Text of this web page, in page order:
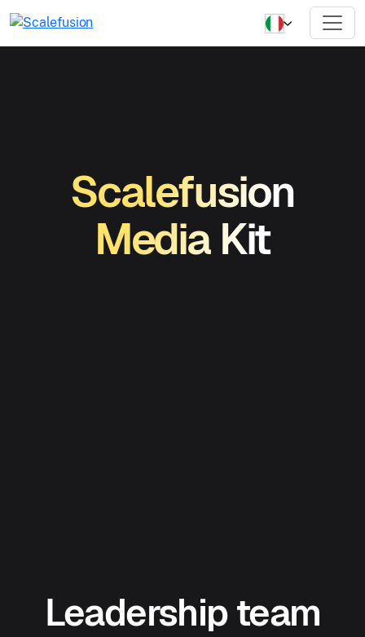
Scalefusion
Media Kit
Leadership team